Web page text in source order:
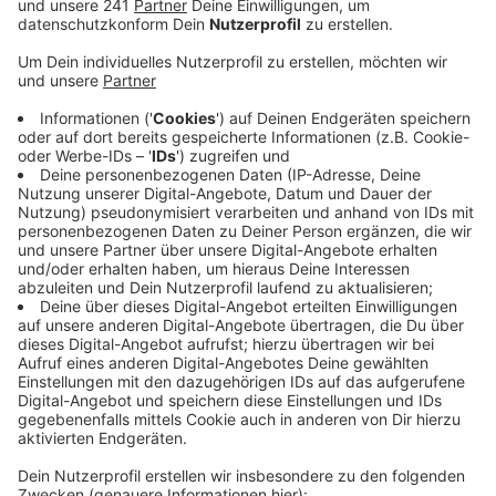
Greenpeace sagt die Behörden sind am Zug. Sie sollen
so schnell wie möglich klären, woher die
Plastikpartikel im Rhein kommen. Über 0,5 winzige
Plastikpartikel pro Kubikmeter Wasser haben die
Umweltschützer bei ihren Proben im letzten Herbst
bei uns in Leverkusen gefunden. In Dormagen waren es
sogar bis zu sechs Mal so viele.
Die Behörden sollten jetzt dagegen steuern, heißt es
von Greenpeace. Die Umweltschützer sehen aber auch
die Industrie-Unternehmen am Rhein selbst in der
Pflicht. Sie sollten möglichst sauber produzieren und